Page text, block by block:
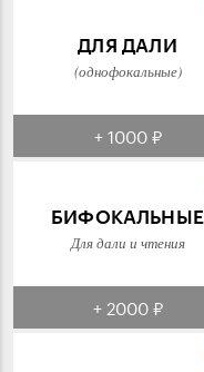
ДЛЯ ДАЛИ
(однофокальные)
+ 1000 ₽
БИФОКАЛЬНЫЕ
Для дали и чтения
+ 2000 ₽